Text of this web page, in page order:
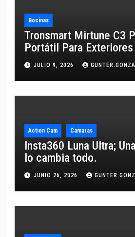
Bocinas
Tronsmart Mirtune C3
Portátil Para Exteriores
JULIO 9, 2026
Action Cam Cámaras
Insta360 Luna Ultra;
lo cambia todo.
JUNIO 26, 2026